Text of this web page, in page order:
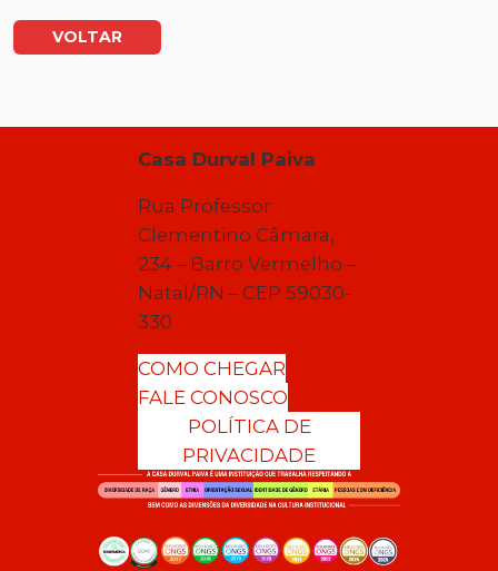
VOLTAR
Casa Durval Paiva
Rua Professor
Clementino Câmara,
234 – Barro Vermelho –
Natal/RN – CEP 59030-
330
COMO CHEGAR
FALE CONOSCO
POLÍTICA DE
PRIVACIDADE